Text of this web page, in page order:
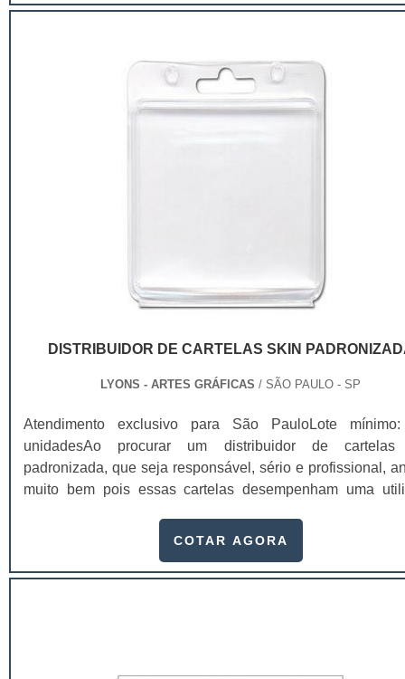
de ser apenas um invólucro desses pr...
DISTRIBUIDOR DE CARTELAS SKIN
LYONS - ARTES GRÁFICAS / SÃO PAULO - SP
Atendimento exclusivo para São PauloLote
unidadesAo procurar um distribuidor de cartelas
padronizada, que seja responsável, sério e profissional,
muito bem pois essas cartelas desempenham uma
adquirir esse item é fundamental, pois apenas
no fluxo de fabricação das cart...
COTAR AGORA